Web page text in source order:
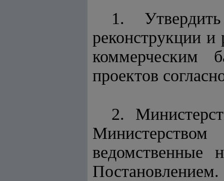
1.
реконструкции и
коммерческим
проектов
2.
ведомственные
Постановлением.